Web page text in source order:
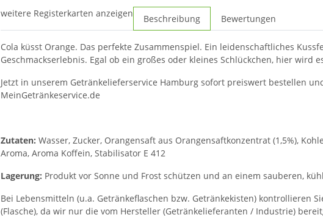
weitere Registerkarten anzeigen Beschreibung Bewertungen
Cola küsst Orange. Das perfekte Zusammenspiel. Ein leidenschaftliches
Geschmackserlebnis. Egal ob ein großes oder kleines Schlückchen, hier wird
Jetzt in unserem Getränkelieferservice Hamburg sofort preiswert bestellen
MeinGetränkeservice.de
Zutaten: Wasser, Zucker, Orangensaft aus Orangensaftkonzentrat (1,5%),
Aroma, Aroma Koffein, Stabilisator E 412
Lagerung: Produkt vor Sonne und Frost schützen und an einem sauberen,
Bei Lebensmitteln (u.a. Getränkeflaschen bzw. Getränkekisten) kontrollieren
(Flasche), da wir nur die vom Hersteller (Getränkelieferanten / Industrie)